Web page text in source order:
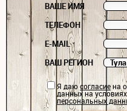
ВАШЕ ИМЯ
ТЕЛЕФОН
E-MAIL
ВАШ РЕГИОН
Я даюсогласиена
данных на условиях
персональных